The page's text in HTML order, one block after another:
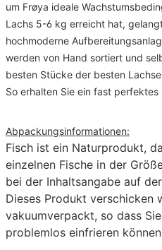
um Frøya ideale
Lachs 5-6 kg erreicht hat,
hochmoderne
werden von Hand sortiert und
besten Stücke der besten
So erhalten Sie ein fast perfektes
Abpackungsinformationen:
Fisch ist ein Naturprodukt,
einzelnen Fische in der
bei der Inhaltsangabe auf
Dieses Produkt verschicken
vakuumverpackt, so dass
problemlos einfrieren